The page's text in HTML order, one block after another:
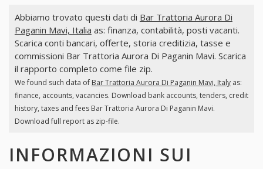
Abbiamo trovato questi dati di Bar Trattoria Aurora Di
Paganin Mavi, Italia as: finanza, contabilità, posti vacanti.
Scarica conti bancari, offerte, storia creditizia, tasse e
commissioni Bar Trattoria Aurora Di Paganin Mavi. Scarica
il rapporto completo come file zip.
We found such data of Bar Trattoria Aurora Di Paganin Mavi, Italyas:
finance, accounts, vacancies. Download bank accounts, tenders, credit
history, taxes and fees Bar Trattoria Aurora Di Paganin Mavi.
Download full report as zip-file.
INFORMAZIONI SUI